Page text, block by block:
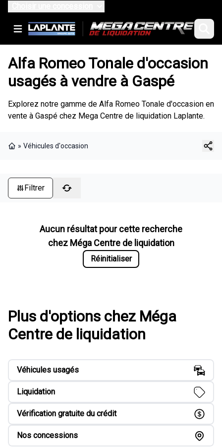
Alfa Romeo Tonale d'occasion
usagés à vendre à Gaspé
Explorez notre gamme de Alfa Romeo Tonale d'occasion en
vente à Gaspé chez Mega Centre de liquidation Laplante.
» Véhicules d'occasion
Filtrer
Aucun résultat pour cette recherche
chez Méga Centre de liquidation
Réinitialiser
Plus d'options chez Méga
Centre de liquidation
Véhicules usagés
Liquidation
Vérification gratuite du crédit
Nos concessions